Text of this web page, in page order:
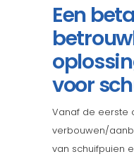
Een
voor
Vanaf de eerste
verbouwen/
van schuifpuien